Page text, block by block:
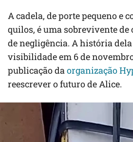
A cadela, de porte pequeno e
quilos, é uma sobrevivente de
de negligência. A história
visibilidade em 6 de
publicação daorganização
reescrever o futuro de Alice.